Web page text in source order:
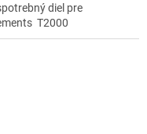
diel pre
T2000